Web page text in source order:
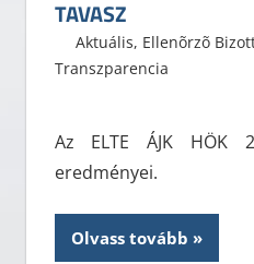
TAVASZ
2021. május 15.
ELTE ÁJK HÖK
Aktuális, Ellenõrzõ
Transzparencia
Az ELTE ÁJK HÖK
eredményei.
Olvass tovább